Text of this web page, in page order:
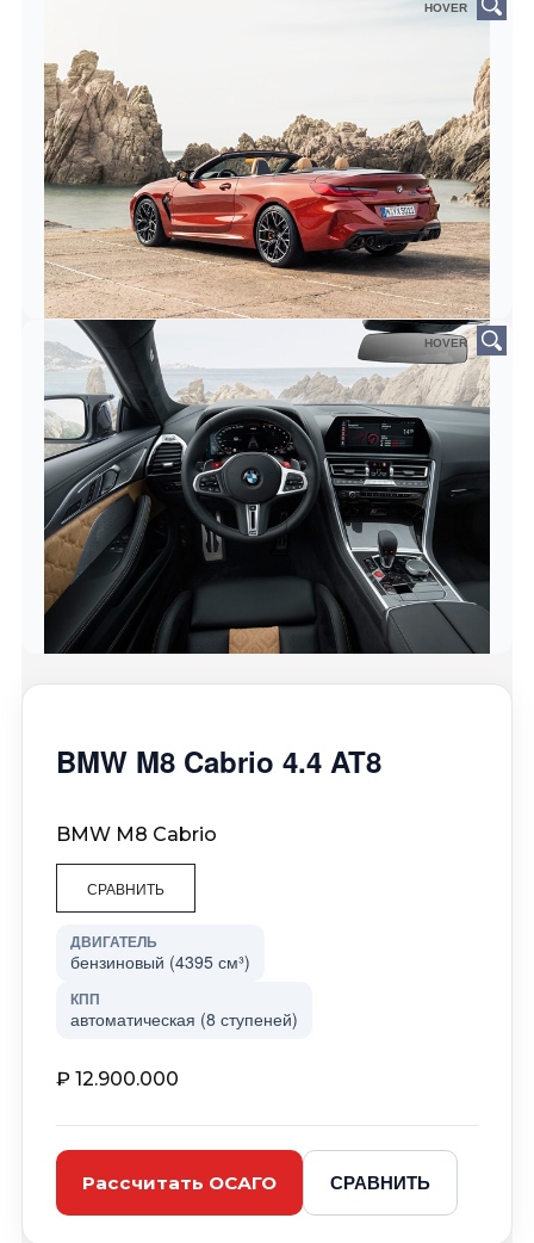
HOVER
HOVER
BMW M8 Cabrio 4.4 AT8
BMW M8 Cabrio
СРАВНИТЬ
ДВИГАТЕЛЬ
бензиновый (4395 см³)
КПП
автоматическая (8 ступеней)
₽12.900.000
Рассчитать ОСАГО СРАВНИТЬ